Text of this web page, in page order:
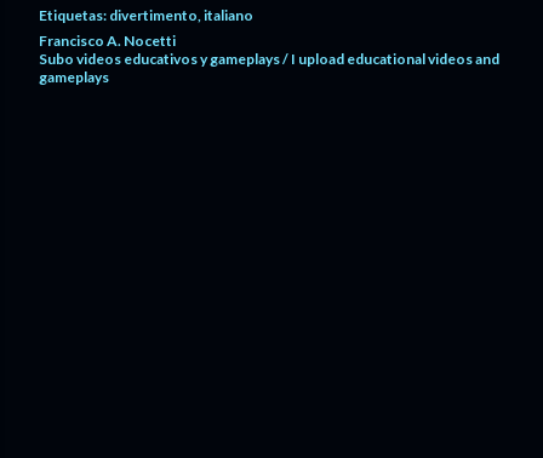
Etiquetas: divertimento italiano
Francisco A. Nocetti
Subo videos educativos y gameplays / I upload educational videos and
gameplays